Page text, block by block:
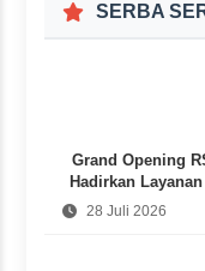
SERBA
Grand Opening
Hadirkan
28 Juli 2026